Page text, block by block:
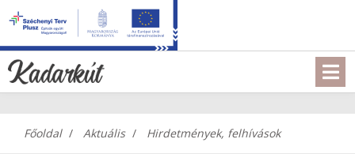
Főoldal Aktuális Hirdetmények, felhívások